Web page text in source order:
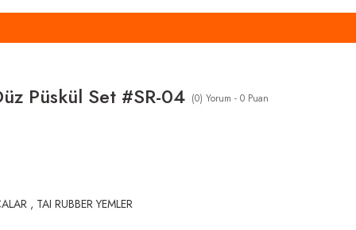
Püskül Set #SR-04 (0) Yorum - 0 Puan
, TAI RUBBER YEMLER